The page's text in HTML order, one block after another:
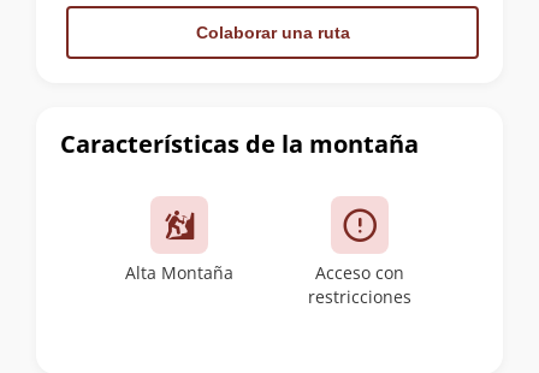
Características de la montaña
Alta Montaña
Acceso con
restricciones
Colaborar una ruta